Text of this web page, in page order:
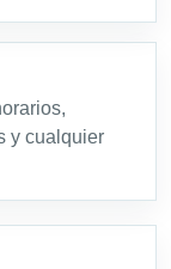
y cualquier